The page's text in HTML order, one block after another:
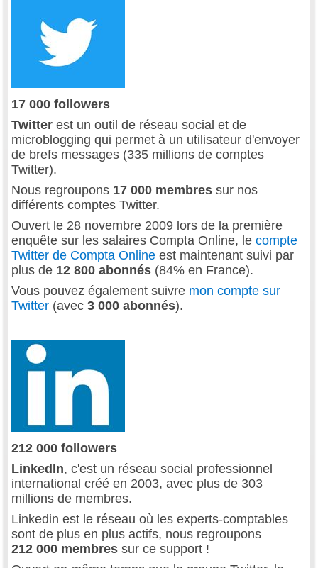
17 000 followers
Twitter est un outil de réseau social et de
microblogging qui permet à un utilisateur d'envoyer
de brefs messages (335 millions de comptes
Twitter).
Nous regroupons 17 000 membres sur nos
différents comptes Twitter.
Ouvert le 28 novembre 2009 lors de la première
enquête sur les salaires Compta Online, le compte
Twitter de Compta Online est maintenant suivi par
plus de 12 800 abonnés (84% en France).
Vous pouvez également suivre mon compte sur
Twitter (avec 3 000 abonnés).
212 000 followers
LinkedIn, c'est un réseau social professionnel
international créé en 2003, avec plus de 303
millions de membres.
Linkedin est le réseau où les experts-comptables
sont de plus en plus actifs, nous regroupons
212 000 membres sur ce support !